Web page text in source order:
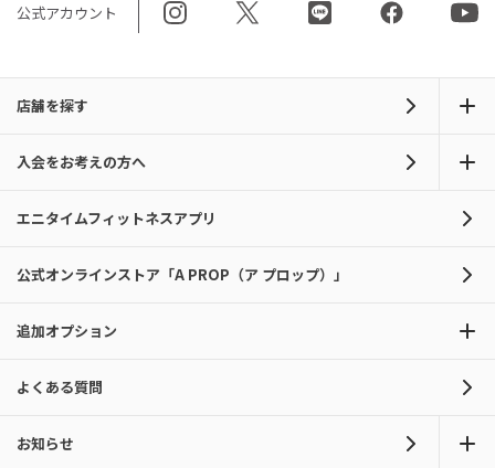
公式アカウント
店舗を探す
入会をお考えの方へ
エニタイムフィットネスアプリ
公式オンラインストア「A PROP（ア プロップ）」
追加オプション
よくある質問
お知らせ